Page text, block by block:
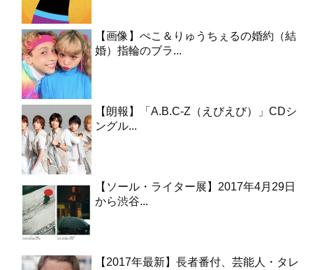
【画像】ぺこ＆りゅうちぇるの婚約（結
婚）指輪のブラ...
【朗報】「A.B.C-Z（えびえび）」CDシ
ングル...
【ソール・ライター展】2017年4月29日
から渋谷...
【2017年最新】長者番付、芸能人・タレ